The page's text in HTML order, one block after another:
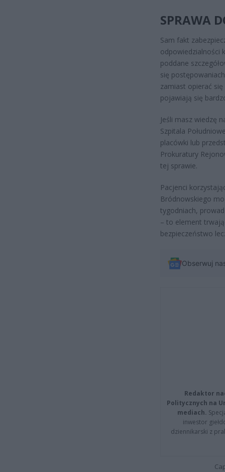
SPRAWA
Sam fakt
odpowiedzialności
poddane
się
zamiast opierać
pojawiają się
Jeśli masz wiedzę
Szpitala
placówki lub
Prokuratury
tej sprawie.
Pacjenci
Bródnowskiego
tygodniach,
– to element
bezpieczeństwo
Obserwuj
Redaktor
Politycznych na
mediach.
inwestor
dziennikarski z